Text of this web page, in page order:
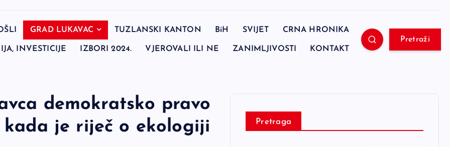
GRAD LUKAVAC TUZLANSKI KANTON BiH SVIJET CRNA HRONIKA
INVESTICIJE IZBORI 2024. VJEROVALI ILI NE ZANIMLJIVOSTI KONTAKT
Pretraži
demokratsko pravo
kada je riječ o ekologiji
Pretraga